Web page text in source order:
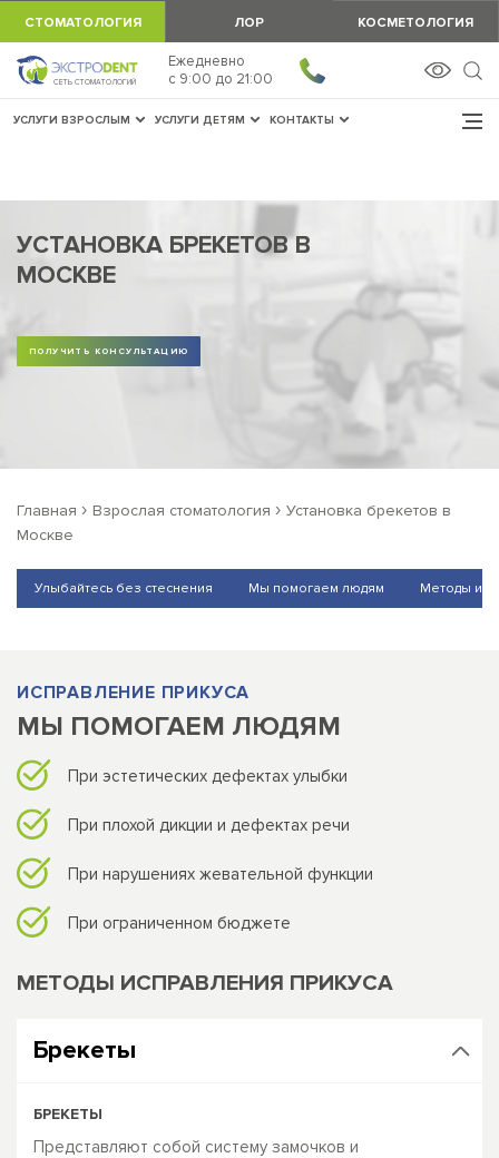
СТОМАТОЛОГИЯ ЛОР КОСМЕТОЛОГИЯ
СЕТЬ СТОМАТОЛОГИЙ
Ежедневно
c 9:00 до 21:00
ЗАПИСАТЬСЯ
УСЛУГИ ВЗРОСЛЫМ УСЛУГИ ДЕТЯМ КОНТАКТЫ
УСТАНОВКА БРЕКЕТОВ В
МОСКВЕ
ПОЛУЧИТЬ КОНСУЛЬТАЦИЮ
Главная › Взрослая стоматология › Установка брекетов в
Москве
Улыбайтесь без стеснения Мы помогаем людям Методы
ИСПРАВЛЕНИЕ ПРИКУСА
МЫ ПОМОГАЕМ ЛЮДЯМ
При эстетических дефектах улыбки
При плохой дикции и дефектах речи
При нарушениях жевательной функции
При ограниченном бюджете
МЕТОДЫ ИСПРАВЛЕНИЯ ПРИКУСА
Брекеты
БРЕКЕТЫ
Представляют собой систему замочков и